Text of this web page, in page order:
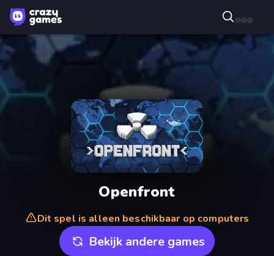
Openfront
Dit spel is alleen beschikbaar op computers
Bekijk andere games